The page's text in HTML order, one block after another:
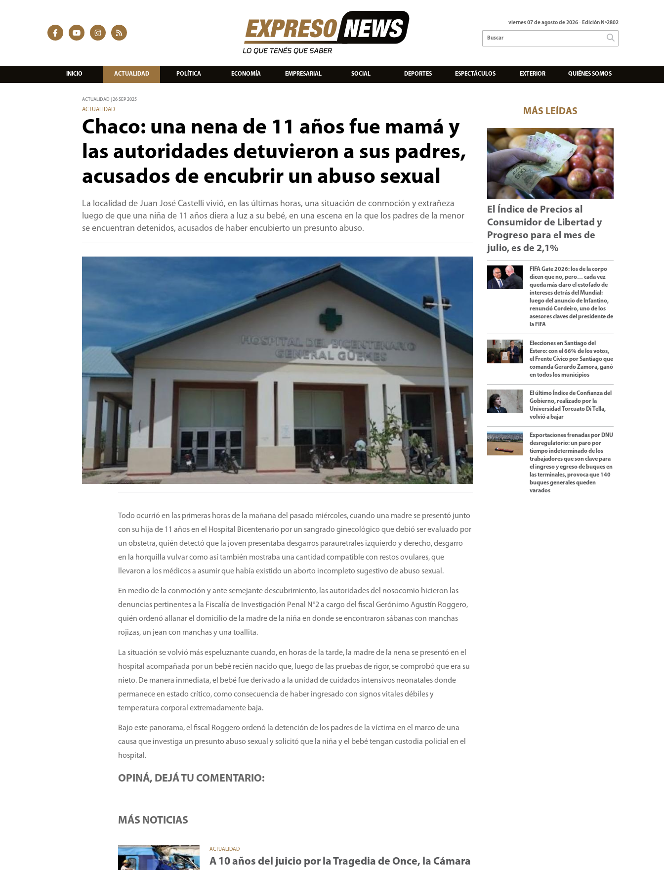
viernes 07 de agosto de 2026- Edición Nº2802
INICIO ACTUALIDAD POLÍTICA ECONOMÍA EMPRESARIAL SOCIAL DEPORTES ESPECTÁCULOS EXTERIOR QUIÉNES SOMOS
ACTUALIDAD | 26 SEP 2025
ACTUALIDAD
Chaco: una nena de 11 años fue mamá y
las autoridades detuvieron a sus padres,
acusados de encubrir un abuso sexual
La localidad de Juan José Castelli vivió, en las últimas horas, una situación de conmoción y extrañeza
luego de que una niña de 11 años diera a luz a su bebé, en una escena en la que los padres de la menor
se encuentran detenidos, acusados de haber encubierto un presunto abuso.
Todo ocurrió en las primeras horas de la mañana del pasado miércoles, cuando una madre se presentó junto
con su hija de 11 años en el Hospital Bicentenario por un sangrado ginecológico que debió ser evaluado por
un obstetra, quién detectó que la joven presentaba desgarros parauretrales izquierdo y derecho, desgarro
en la horquilla vulvar como así también mostraba una cantidad compatible con restos ovulares, que
llevaron a los médicos a asumir que había existido un aborto incompleto sugestivo de abuso sexual.
En medio de la conmoción y ante semejante descubrimiento, las autoridades del nosocomio hicieron las
denuncias pertinentes a la Fiscalía de Investigación Penal N°2 a cargo del fiscal Gerónimo Agustín Roggero,
quién ordenó allanar el domicilio de la madre de la niña en donde se encontraron sábanas con manchas
rojizas, un jean con manchas y una toallita.
La situación se volvió más espeluznante cuando, en horas de la tarde, la madre de la nena se presentó en el
hospital acompañada por un bebé recién nacido que, luego de las pruebas de rigor, se comprobó que era su
nieto. De manera inmediata, el bebé fue derivado a la unidad de cuidados intensivos neonatales donde
permanece en estado crítico, como consecuencia de haber ingresado con signos vitales débiles y
temperatura corporal extremadamente baja.
Bajo este panorama, el fiscal Roggero ordenó la detención de los padres de la víctima en el marco de una
causa que investiga un presunto abuso sexual y solicitó que la niña y el bebé tengan custodia policial en el
hospital.
OPINÁ, DEJÁ TU COMENTARIO:
MÁS NOTICIAS
ACTUALIDAD
A 10 años del juicio por la Tragedia de Once, la Cámara
MÁS LEÍDAS
El Índice de Precios al
Consumidor de Libertad y
Progreso para el mes de
julio, es de 2,1%
FIFA Gate 2026: los de la corpo
dicen que no, pero… cada vez
queda más claro el estofado de
intereses detrás del Mundial:
luego del anuncio de Infantino,
renunció Cordeiro, uno de los
asesores claves del presidente de
la FIFA
Elecciones en Santiago del
Estero: con el 66% de los votos,
el Frente Cívico por Santiago que
comanda Gerardo Zamora, ganó
en todos los municipios
El último Índice de Confianza del
Gobierno, realizado por la
Universidad Torcuato Di Tella,
volvió a bajar
Exportaciones frenadas por DNU
desregulatorio: un paro por
tiempo indeterminado de los
trabajadores que son clave para
el ingreso y egreso de buques en
las terminales, provoca que 140
buques generales queden
varados